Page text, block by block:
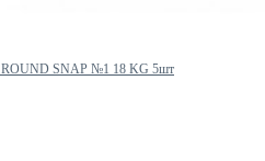
ROUND SNAP №1 18 KG 5шт